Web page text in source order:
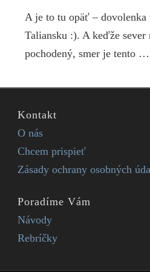
A je to tu opäť – dovolenka
Taliansku :). A keďže sever
pochodený, smer je tento …
Kontakt
O nás
Chcem prispieť
Zásady ochrany osobných
Poradíme Vám
Návody
Rebríčky